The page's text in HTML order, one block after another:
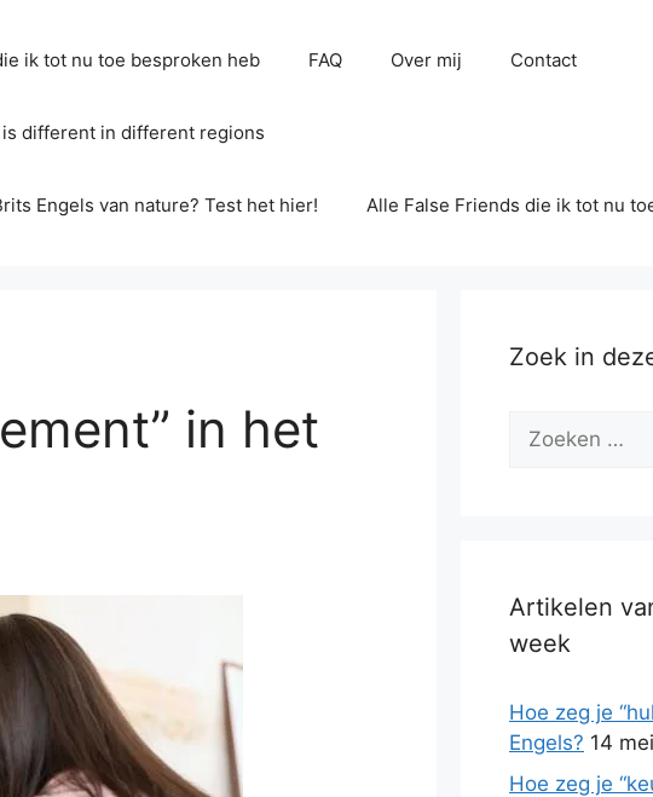
ik tot nu toe besproken heb FAQ Over mij Contact
different in different regions
Engels van nature? Test het hier! Alle False Friends die ik tot nu
in het
Zoek in
Zoek
Artikelen
week
Hoe zeg je
Engels? 14
Hoe zeg je